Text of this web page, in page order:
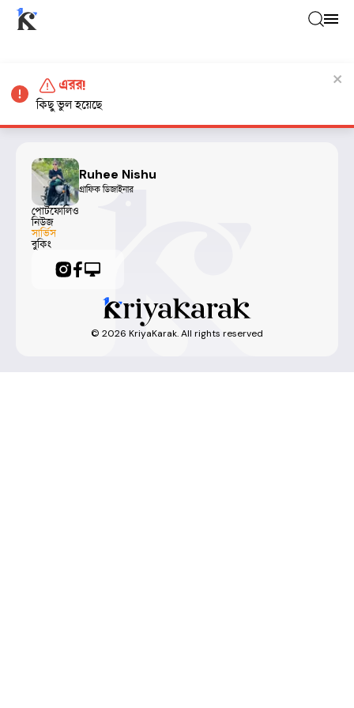
Ruhee Nishu
গ্রাফিক ডিজাইনার
পোর্টফোলিও
নিউজ
সার্ভিস
বুকিং
© 2026 KriyaKarak. All rights reserved
এরর!
কিছু ভুল হয়েছে